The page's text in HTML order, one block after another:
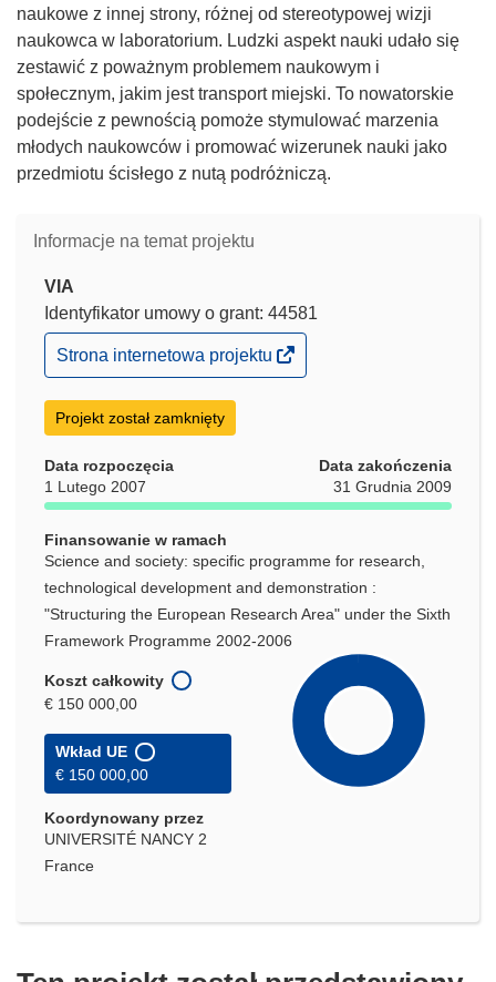
ś
n
i
k
o
t
w
y
m
k
n
i
ś
i
naukowe z innej strony, różnej od stereotypowej wizji
naukowca w laboratorium. Ludzki aspekt nauki udało się
zestawić z poważnym problemem naukowym i
społecznym, jakim jest transport miejski. To nowatorskie
podejście z pewnością pomoże stymulować marzenia
młodych naukowców i promować wizerunek nauki jako
przedmiotu ścisłego z nutą podróżniczą.
Informacje na temat projektu
VIA
Identyfikator umowy o grant: 44581
(odnośnik
otworzy
w
nowym
Strona internetowa projektu
Projekt został zamknięty
Data rozpoczęcia
1 Lutego 2007
Data zakończenia
31 Grudnia 2009
Finansowanie w ramach
Science and society: specific programme for research,
technological development and demonstration :
"Structuring the European Research Area" under the Sixth
Framework Programme 2002-2006
Koszt całkowity
€ 150 000,00
Wkład UE
€ 150 000,00
Koordynowany przez
UNIVERSITÉ NANCY 2
France